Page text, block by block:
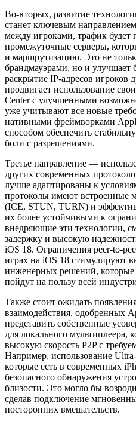
Во-вторых, развитие
станет ключевым
между игроками, трафик будет
промежуточные серверы,
и маршрутизацию. Это не
брандмауэрами, но и улучшает
раскрытие IP-адресов игроков
продвигает использование
Center с улучшенными
уже учитывают все новые
нативными фреймворками
способом обеспечить
боли с разрешениями.
Третье направление —
других современных
лучше адаптированы к
протоколы имеют встроенные
(ICE, STUN, TURN) и
их более устойчивыми к
внедряющие эти технологии,
задержку и высокую
iOS 18. Ограничения peer-to-
играх на iOS 18 стимулируют
инженерных решений, которые
пойдут на пользу всей
Также стоит ожидать
взаимодействия, одобренных
представить собственные
для локального мультиплеера,
высокую скорость P2P с
Например, использование
которые есть в современных
безопасного обнаружения
близости. Это могло бы
сделав подключение
посторонних вмешательств.